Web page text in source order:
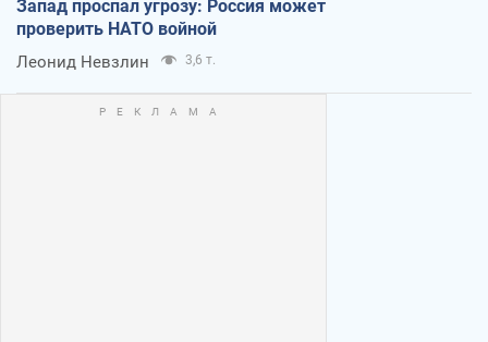
Запад проспал угрозу: Россия может
проверить НАТО войной
Леонид Невзлин 3,6 т.